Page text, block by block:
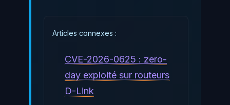
Articles connexes :
CVE-2026-0625 : zero-
day exploité sur routeurs
D-Link